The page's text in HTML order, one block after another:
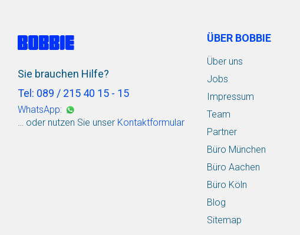
Sie brauchen Hilfe?
Tel: 089 / 215 40 15 - 15
WhatsApp:
… oder nutzen Sie unser Kontaktformular
ÜBER BOBBIE
Über uns
Jobs
Impressum
Team
Partner
Büro München
Büro Aachen
Büro Köln
Blog
Sitemap